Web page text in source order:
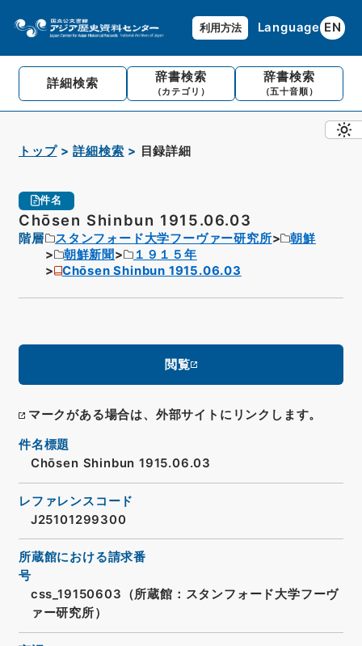
利用方法 Language EN
詳細検索 辞書検索
（カテゴリ）
辞書検索
（五十音順）
トップ 詳細検索 目録詳細
件名
Chōsen Shinbun 1915.06.03
階層 スタンフォード大学フーヴァー研究所
朝鮮
朝鮮新聞
１９１５年
Chōsen Shinbun 1915.06.03
閲覧
マークがある場合は、外部サイトにリンクします。
件名標題
Chōsen Shinbun 1915.06.03
レファレンスコード
J25101299300
所蔵館における請求番
号
css_19150603（所蔵館：スタンフォード大学フーヴ
ァー研究所）